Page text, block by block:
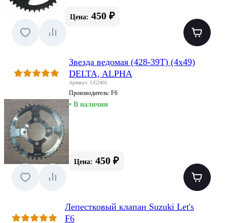
Цена: 450 ₽
Звезда ведомая (428-39T) (4x49)
DELTA, ALPHA
Артикул: UG2401
Производитель:F6
• В наличии
Цена: 450 ₽
Лепестковый клапан Suzuki Let's
F6